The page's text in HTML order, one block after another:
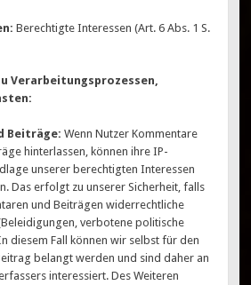
Berechtigte Interessen (Art. 6 Abs. 1 S.
Verarbeitungsprozessen,
Beiträge:Wenn Nutzer Kommentare
hinterlassen, können ihre IP-
unserer berechtigten Interessen
Das erfolgt zu unserer Sicherheit, falls
und Beiträgen widerrechtliche
verbotene politische
diesem Fall können wir selbst für den
belangt werden und sind daher an
interessiert. Des Weiteren